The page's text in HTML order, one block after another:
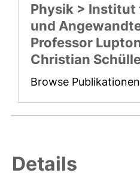
Physik > Institut
und
Professor
Christian
Browse Publikationen
Details